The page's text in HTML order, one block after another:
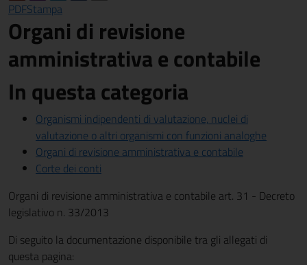
PDFStampa
Organi di revisione
amministrativa e contabile
In questa categoria
Organismi indipendenti di valutazione, nuclei di
valutazione o altri organismi con funzioni analoghe
Organi di revisione amministrativa e contabile
Corte dei conti
Organi di revisione amministrativa e contabile art. 31 - Decreto
legislativo n. 33/2013
Di seguito la documentazione disponibile tra gli allegati di
questa pagina: